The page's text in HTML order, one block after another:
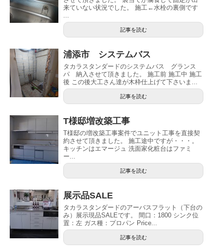
来ていない状況でした。 施工←水栓の裏側です
記事を読む
浦添市 システムバス
タカラスタンダードのシステムバス グランス
パ 納入させて頂きました。 施工前 施工中 施工
後 この後大工さん達が木枠仕上げて下さいま...
記事を読む
T様邸増改築工事
T様邸の増改築工事案件でユニット工事を直接契
約させて頂きました。 施工途中ですが・・・。
キッチンはエマージュ 洗面家化粧台はファミ
ー...
記事を読む
展示品SALE
タカラスタンダードのアーバスフラット（下台の
み）展示現品SALEです。 間口：1800 シンク位
置：左 ガス種：プロパン Price...
記事を読む